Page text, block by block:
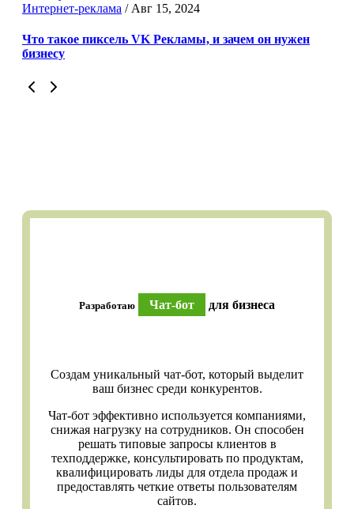
Интернет-реклама / Авг 15, 2024
Что такое пиксель VK Рекламы, и зачем он нужен
бизнесу
Разработаю Чат-бот для бизнеса
Создам уникальный чат-бот, который выделит
ваш бизнес среди конкурентов.
Чат-бот эффективно используется компаниями,
снижая нагрузку на сотрудников. Он способен
решать типовые запросы клиентов в
техподдержке, консультировать по продуктам,
квалифицировать лиды для отдела продаж и
предоставлять четкие ответы пользователям
сайтов.